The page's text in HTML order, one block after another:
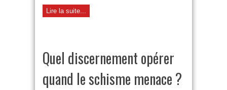
Lire la suite...
Quel discernement opérer
quand le schisme menace ?